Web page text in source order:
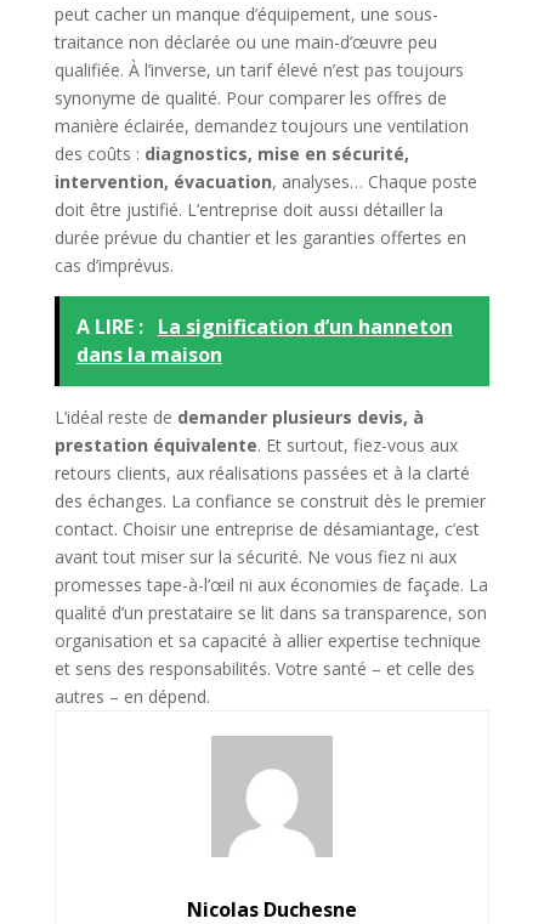
peut cacher un manque d’équipement, une sous-
traitance non déclarée ou une main-d’œuvre peu
qualifiée. À l’inverse, un tarif élevé n’est pas toujours
synonyme de qualité. Pour comparer les offres de
manière éclairée, demandez toujours une ventilation
des coûts : diagnostics, mise en sécurité,
intervention, évacuation, analyses… Chaque poste
doit être justifié. L’entreprise doit aussi détailler la
durée prévue du chantier et les garanties offertes en
cas d’imprévus.
A LIRE : La signification d’un hanneton
dans la maison
L’idéal reste de demander plusieurs devis, à
prestation équivalente. Et surtout, fiez-vous aux
retours clients, aux réalisations passées et à la clarté
des échanges. La confiance se construit dès le premier
contact. Choisir une entreprise de désamiantage, c’est
avant tout miser sur la sécurité. Ne vous fiez ni aux
promesses tape-à-l’œil ni aux économies de façade. La
qualité d’un prestataire se lit dans sa transparence, son
organisation et sa capacité à allier expertise technique
et sens des responsabilités. Votre santé – et celle des
autres – en dépend.
Nicolas Duchesne